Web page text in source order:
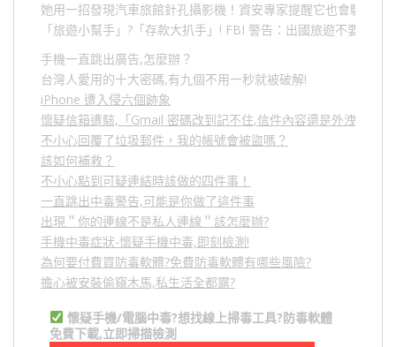
她用一招發現汽車旅館針孔攝影機！資安專家提醒它也會駭人成
「旅遊小幫手」 ? 「存款大扒手」 ! FBI 警告：出國旅遊不要做的
手機一直跳出廣告,怎麼辦？
台灣人愛用的十大密碼,有九個不用一秒就被破解!
iPhone 遭入侵六個跡象
懷疑信箱遭駭,「Gmail 密碼改到記不住,信件內容還是外洩？」,
不小心回覆了垃圾郵件，我的帳號會被盜嗎？
該如何補救？
不小心點到可疑連結時該做的四件事！
一直跳出中毒警告,可能是你做了這件事
出現＂你的連線不是私人連線＂該怎麼辦?
手機中毒症狀-懷疑手機中毒,即刻檢測!
為何要付費買防毒軟體?免費防毒軟體有哪些風險?
擔心被安裝偷窺木馬,私生活全都露?
懷疑手機/電腦中毒?想找線上掃毒工具?防毒軟體
免費下載,立即掃描檢測